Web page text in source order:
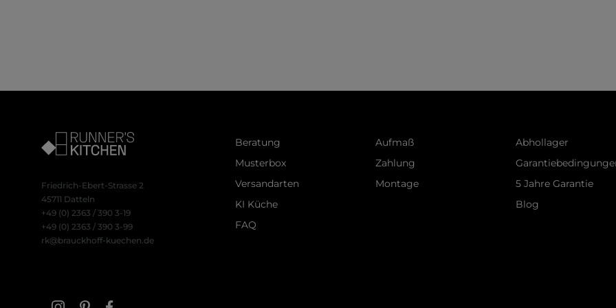
Friedrich-Ebert-Strasse 2
45711 Datteln
+49 (0) 2363 / 390 3-19
+49 (0) 2363 / 390 3-99
rk@brauckhoff-kuechen.de
Beratung
Musterbox
Versandarten
KI Küche
FAQ
Aufmaß
Zahlung
Montage
Abhollager
5 Jahre Garantie
Blog